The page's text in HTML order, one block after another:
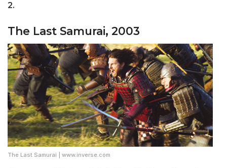
2.
The Last Samurai, 2003
The Last Samurai | www.inverse.com